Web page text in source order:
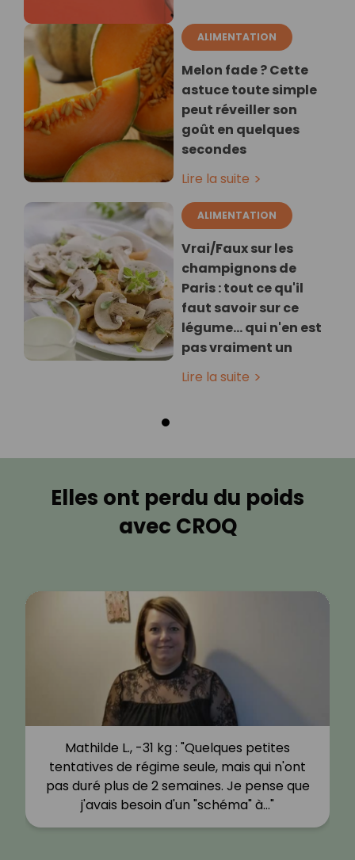
ALIMENTATION
Melon fade ? Cette
astuce toute simple
peut réveiller son
goût en quelques
secondes
Lire la suite
ALIMENTATION
Vrai/Faux sur les
champignons de
Paris : tout ce qu'il
faut savoir sur ce
légume… qui n'en est
pas vraiment un
Lire la suite
Elles ont perdu du poids
avec CROQ
Mathilde L., -31 kg : "Quelques petites
tentatives de régime seule, mais qui n'ont
pas duré plus de 2 semaines. Je pense que
j'avais besoin d'un "schéma" à…"